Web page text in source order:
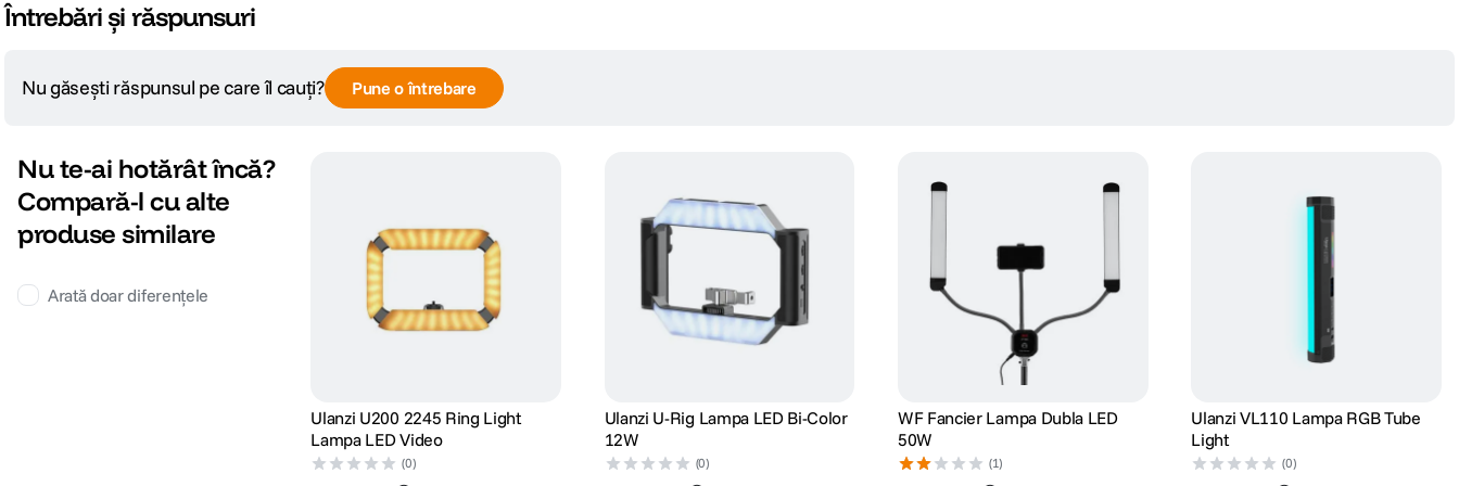
Întrebări și răspunsuri
Nu găsești răspunsul pe care îl cauți? Pune o întrebare
Nu te-ai hotărât încă?
Compară-l cu alte
produse similare
Arată doar diferențele
Ulanzi U200 2245 Ring Light
Lampa LED Video
(0)
Ulanzi U-Rig Lampa LED Bi-Color
12W
(0)
WF Fancier Lampa Dubla LED
50W
(1)
Ulanzi VL110 Lampa RGB Tube
Light
(0)